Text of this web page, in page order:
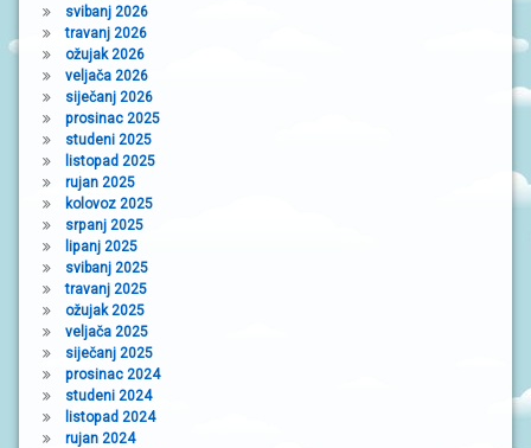
svibanj 2026
travanj 2026
ožujak 2026
veljača 2026
siječanj 2026
prosinac 2025
studeni 2025
listopad 2025
rujan 2025
kolovoz 2025
srpanj 2025
lipanj 2025
svibanj 2025
travanj 2025
ožujak 2025
veljača 2025
siječanj 2025
prosinac 2024
studeni 2024
listopad 2024
rujan 2024